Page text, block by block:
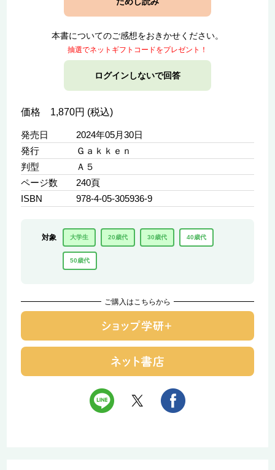
本書についてのご感想をおきかせください。
抽選でネットギフトコードをプレゼント！
ログインしないで回答
価格 1,870円 (税込)
発売日
2024年05月30日
発行
Ｇａｋｋｅｎ
判型
Ａ５
ページ数
240頁
ISBN
978-4-05-305936-9
対象 大学生 20歳代 30歳代 40歳代
50歳代
ご購入はこちらから